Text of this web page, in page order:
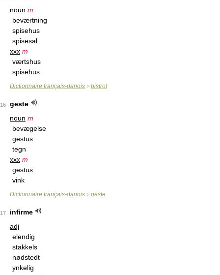
noun m
beværtning
spisehus
spisesal
xxx m
værtshus
spisehus
Dictionnaire français-danois > bistrot
16
geste
noun m
bevægelse
gestus
tegn
xxx m
gestus
vink
Dictionnaire français-danois > geste
17
infirme
adj
elendig
stakkels
nødstedt
ynkelig